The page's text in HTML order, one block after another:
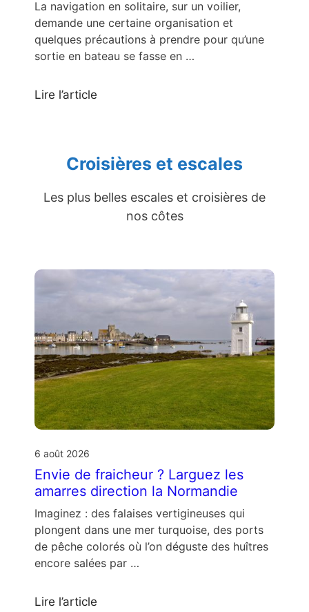
La navigation en solitaire, sur un voilier,
demande une certaine organisation et
quelques précautions à prendre pour qu’une
sortie en bateau se fasse en …
Lire l’article
Croisières et escales
Les plus belles escales et croisières de
nos côtes
6 août 2026
Envie de fraicheur ? Larguez les
amarres direction la Normandie
Imaginez : des falaises vertigineuses qui
plongent dans une mer turquoise, des ports
de pêche colorés où l’on déguste des huîtres
encore salées par …
Lire l’article